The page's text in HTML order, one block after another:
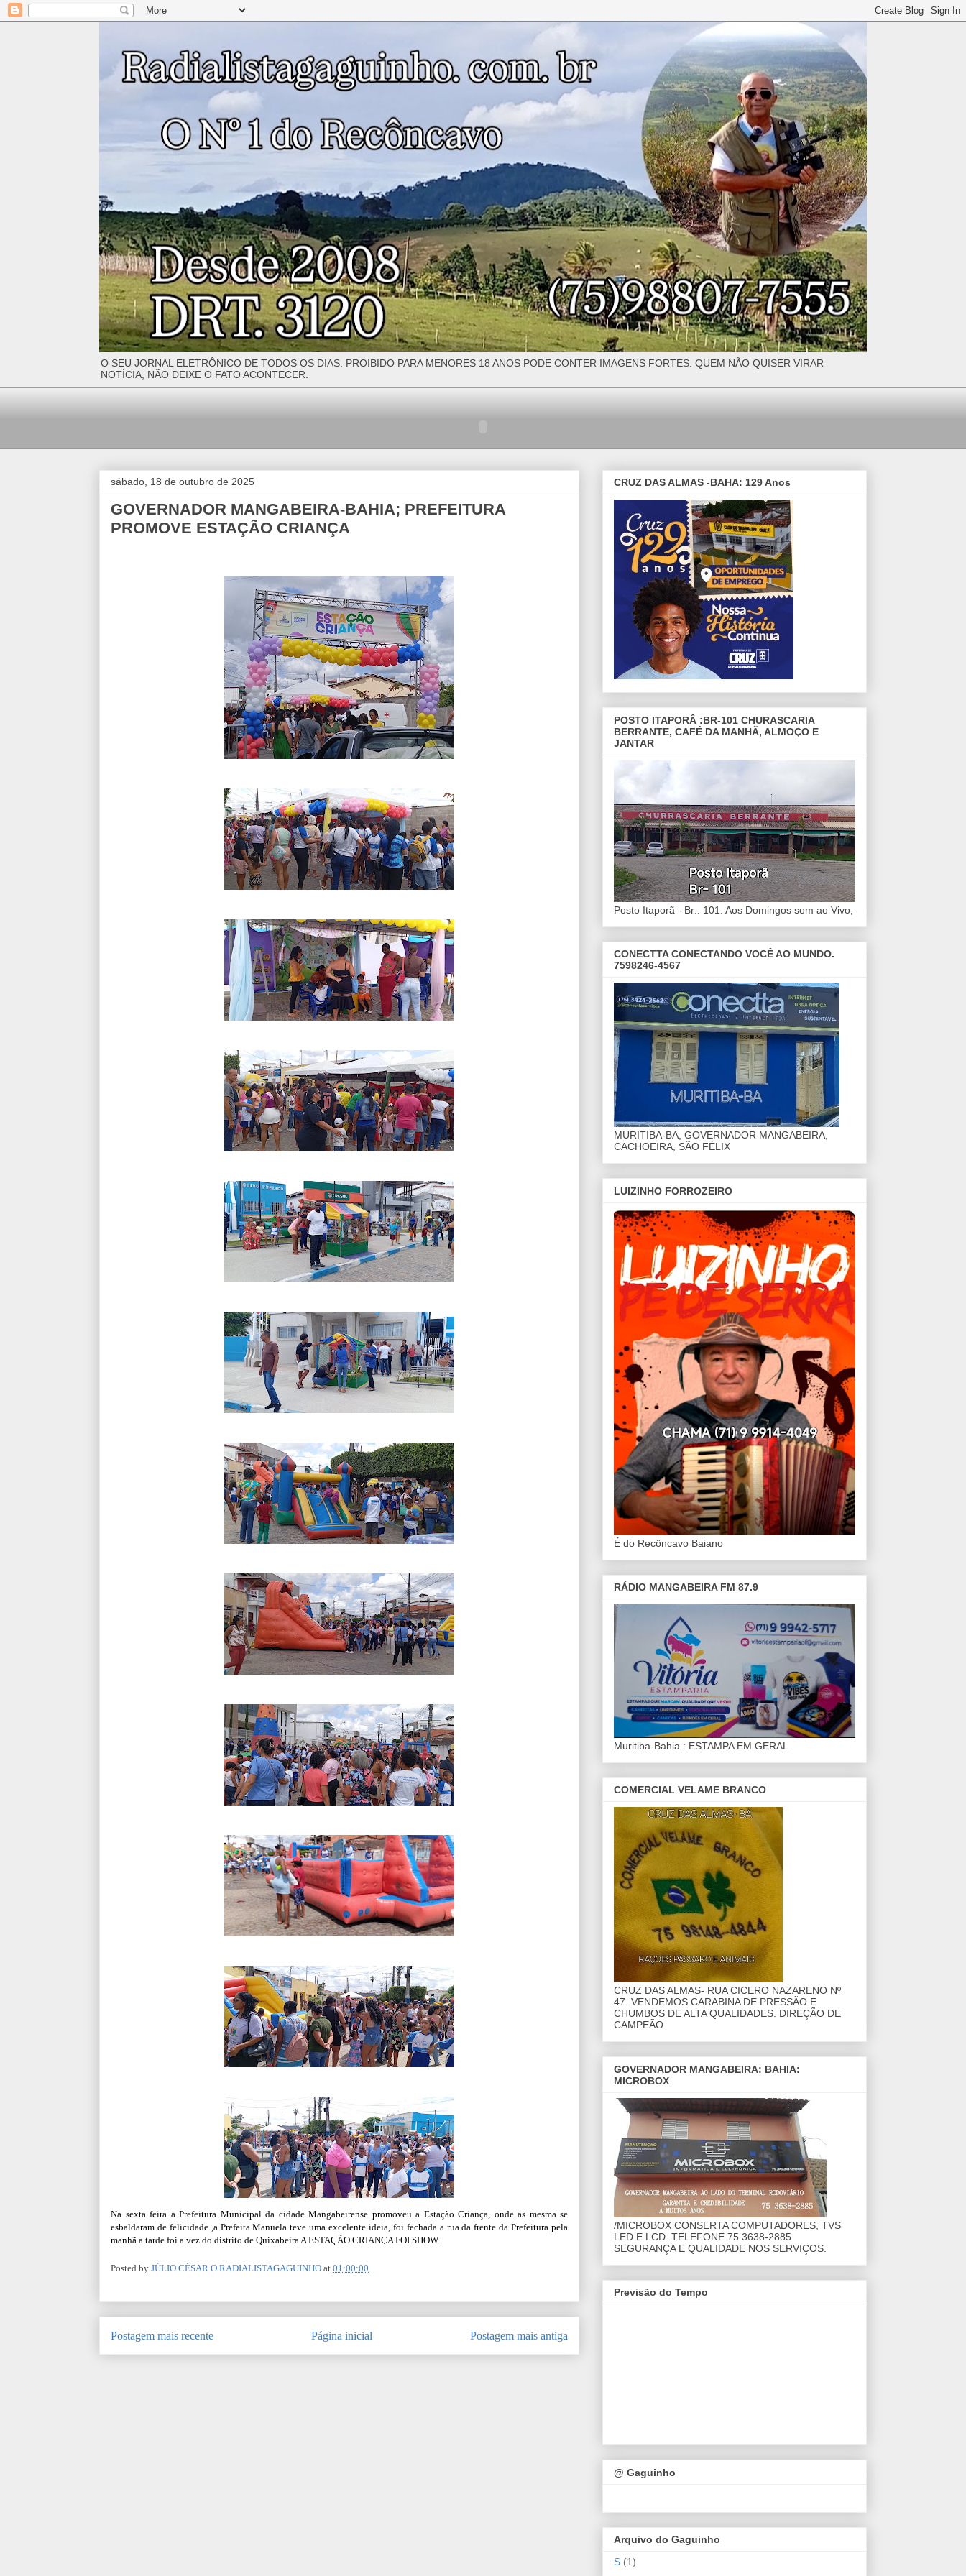
O SEU JORNAL ELETRÔNICO DE TODOS OS DIAS. PROIBIDO PARA MENORES 18 ANOS PODE CONTER IMAGENS FORTES. QUEM NÃO QUISER VIRAR
NOTÍCIA, NÃO DEIXE O FATO ACONTECER.
sábado, 18 de outubro de 2025
GOVERNADOR MANGABEIRA-BAHIA; PREFEITURA
PROMOVE ESTAÇÃO CRIANÇA
Na sexta feira a Prefeitura Municipal da cidade Mangabeirense promoveu a Estação Criança, onde as mesma se
esbaldaram de felicidade ,a Prefeita Manuela teve uma excelente ideia, foi fechada a rua da frente da Prefeitura pela
manhã a tarde foi a vez do distrito de Quixabeira A ESTAÇÃO CRIANÇA FOI SHOW.
Posted by JÚLIO CÉSAR O RADIALISTAGAGUINHO at 01:00:00
Postagem mais recente Postagem mais antiga
Página inicial
CRUZ DAS ALMAS -BAHA: 129 Anos
POSTO ITAPORÂ :BR-101 CHURASCARIA
BERRANTE, CAFÉ DA MANHÃ, ALMOÇO E
JANTAR
Posto Itaporã - Br:: 101. Aos Domingos som ao Vivo,
CONECTTA CONECTANDO VOCÊ AO MUNDO.
7598246-4567
MURITIBA-BA, GOVERNADOR MANGABEIRA,
CACHOEIRA, SÃO FÉLIX
LUIZINHO FORROZEIRO
É do Recôncavo Baiano
RÁDIO MANGABEIRA FM 87.9
Muritiba-Bahia : ESTAMPA EM GERAL
COMERCIAL VELAME BRANCO
CRUZ DAS ALMAS- RUA CICERO NAZARENO Nº
47. VENDEMOS CARABINA DE PRESSÃO E
CHUMBOS DE ALTA QUALIDADES. DIREÇÃO DE
CAMPEÃO
GOVERNADOR MANGABEIRA: BAHIA:
MICROBOX
/MICROBOX CONSERTA COMPUTADORES, TVS
LED E LCD. TELEFONE 75 3638-2885
SEGURANÇA E QUALIDADE NOS SERVIÇOS.
Previsão do Tempo
@ Gaguinho
Arquivo do Gaguinho
S (1)